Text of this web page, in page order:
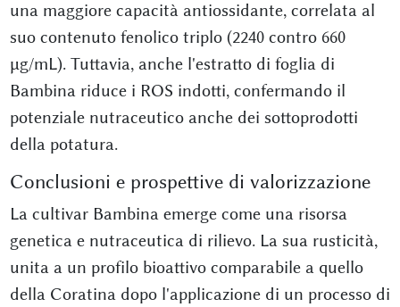
una maggiore capacità antiossidante, correlata al
suo contenuto fenolico triplo (2240 contro 660
μg/mL). Tuttavia, anche l'estratto di foglia di
Bambina riduce i ROS indotti, confermando il
potenziale nutraceutico anche dei sottoprodotti
della potatura.
Conclusioni e prospettive di valorizzazione
La cultivar Bambina emerge come una risorsa
genetica e nutraceutica di rilievo. La sua rusticità,
unita a un profilo bioattivo comparabile a quello
della Coratina dopo l'applicazione di un processo di